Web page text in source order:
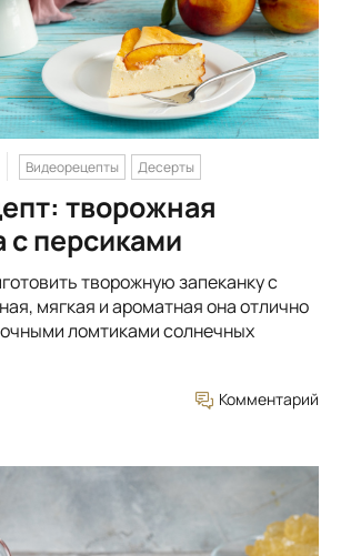
Видеорецепты Десерты
творожная
с персиками
творожную запеканку с
мягкая и ароматная она отлично
ломтиками солнечных
Комментарий